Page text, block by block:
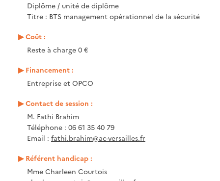
Diplôme / unité de diplôme
Titre : BTS management opérationnel de la sécurité
Coût :
Reste à charge 0 €
Financement :
Entreprise et OPCO
Contact de session :
M. Fathi Brahim
Téléphone : 06 61 35 40 79
Email : fathi.brahim@ac-versailles.fr
Référent handicap :
Mme Charleen Courtois